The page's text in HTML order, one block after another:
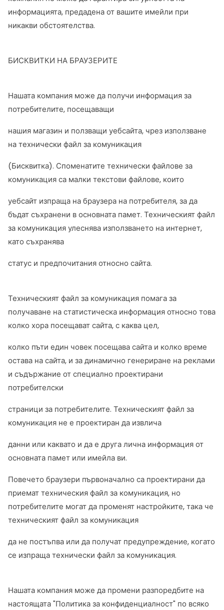
информацията, предадена от вашите имейли при
никакви обстоятелства.
БИСКВИТКИ НА БРАУЗЕРИТЕ
Нашата компания може да получи информация за
потребителите, посещаващи
нашия магазин и ползващи уебсайта, чрез използване
на технически файл за комуникация
(Бисквитка). Споменатите технически файлове за
комуникация са малки текстови файлове, които
уебсайт изпраща на браузера на потребителя, за да
бъдат съхранени в основната памет. Техническият файл
за комуникация улеснява използването на интернет,
като съхранява
статус и предпочитания относно сайта.
Техническият файл за комуникация помага за
получаване на статистическа информация относно това
колко хора посещават сайта, с каква цел,
колко пъти един човек посещава сайта и колко време
остава на сайта, и за динамично генериране на реклами
и съдържание от специално проектирани
потребителски
страници за потребителите. Техническият файл за
комуникация не е проектиран да извлича
данни или каквато и да е друга лична информация от
основната памет или имейла ви.
Повечето браузери първоначално са проектирани да
приемат техническия файл за комуникация, но
потребителите могат да променят настройките, така че
техническият файл за комуникация
да не постъпва или да получат предупреждение, когато
се изпраща технически файл за комуникация.
Нашата компания може да промени разпоредбите на
настоящата "Политика за конфиденциалност" по всяко